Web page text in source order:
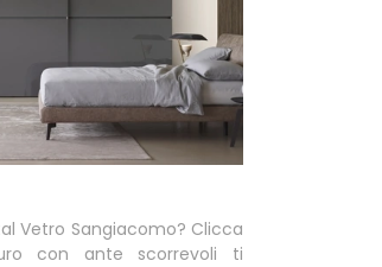
Vetro Sangiacomo? Clicca
con ante scorrevoli ti